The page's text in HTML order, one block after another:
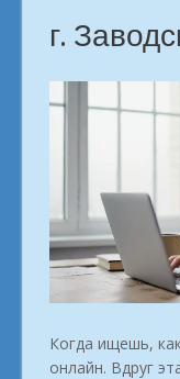
г.
Когда ищешь,
онлайн. Вдруг